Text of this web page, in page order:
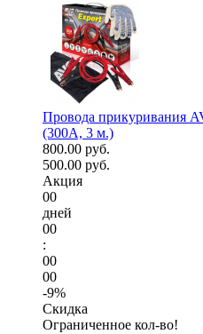
Провода прикуривания
(300А, 3 м.)
800.00 руб.
500.00 руб.
Акция
00
дней
00
:
00
00
-9%
Скидка
Ограниченное кол-во!